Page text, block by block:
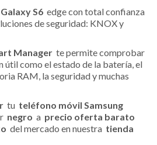
S6 edge con total confianza
de seguridad: KNOX y
Manager te permite comprobar
útil como el estado de la batería, el
RAM, la seguridad y muchas
tu teléfono móvil Samsung
negro a precio oferta barato
del mercado en nuestra tienda